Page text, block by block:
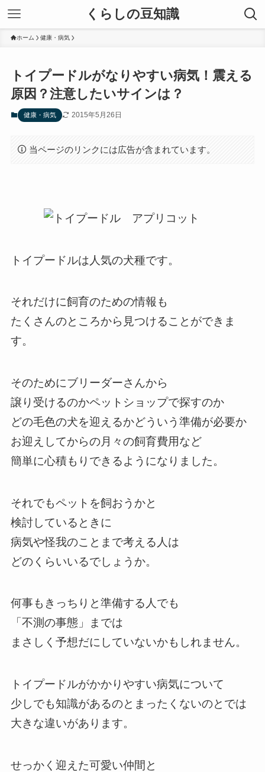
くらしの豆知識
ホーム 健康・病気
トイプードルがなりやすい病気！震える
原因？注意したいサインは？
健康・病気 2015年5月26日
当ページのリンクには広告が含まれています。
トイプードルは人気の犬種です。
それだけに飼育のための情報も
たくさんのところから見つけることができま
す。
そのためにブリーダーさんから
譲り受けるのかペットショップで探すのか
どの毛色の犬を迎えるかどういう準備が必要か
お迎えしてからの月々の飼育費用など
簡単に心積もりできるようになりました。
それでもペットを飼おうかと
検討しているときに
病気や怪我のことまで考える人は
どのくらいいるでしょうか。
何事もきっちりと準備する人でも
「不測の事態」までは
まさしく予想だにしていないかもしれません。
トイプードルがかかりやすい病気について
少しでも知識があるのとまったくないのとでは
大きな違いがあります。
せっかく迎えた可愛い仲間と